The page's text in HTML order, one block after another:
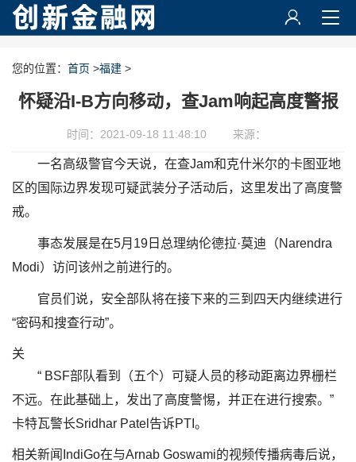
您的位置： 首页 >福建 >
怀疑沿I-B方向移动，查Jam响起高度警报
时间：2021-09-18 11:48:10 来源：
一名高级警官今天说，在查Jam和克什米尔的卡图亚地
区的国际边界发现可疑武装分子活动后，这里发出了高度警
戒。
事态发展是在5月19日总理纳伦德拉·莫迪（Narendra
Modi）访问该州之前进行的。
官员们说，安全部队将在接下来的三到四天内继续进行
“密码和搜查行动”。
关
“ BSF部队看到（五个）可疑人员的移动距离边界栅栏
不远。在此基础上，发出了高度警惕，并正在进行搜索。”
卡特瓦警长Sridhar Patel告诉PTI。
相关新闻IndiGo在与Arnab Goswami的视频传播病毒后说，